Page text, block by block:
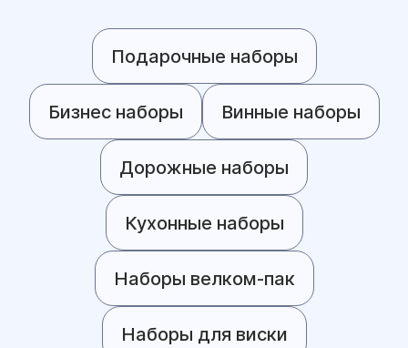
Подарочные наборы
Бизнес наборы Винные наборы
Дорожные наборы
Кухонные наборы
Наборы велком-пак
Наборы для виски